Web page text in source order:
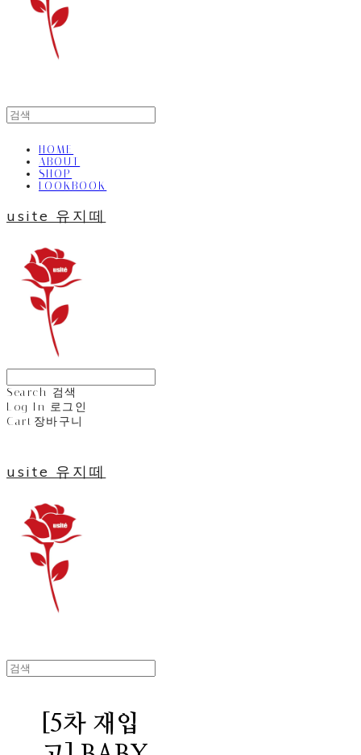
HOME
ABOUT
SHOP
LOOKBOOK
usite 유지떼
Search 검색
Log In 로그인
Cart 장바구니
usite 유지떼
[5차 재입